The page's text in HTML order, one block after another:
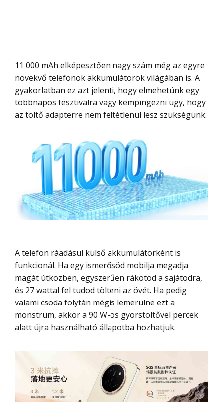
11 000 mAh elképesztően nagy szám még az egyre
növekvő telefonok akkumulátorok világában is. A
gyakorlatban ez azt jelenti, hogy elmehetünk egy
többnapos fesztiválra vagy kempingezni úgy, hogy
az töltő adapterre nem feltétlenül lesz szükségünk.
A telefon ráadásul külső akkumulátorként is
funkcionál. Ha egy ismerősöd mobilja megadja
magát útközben, egyszerűen rákötöd a sajátodra,
és 27 wattal fel tudod tölteni az övét. Ha pedig
valami csoda folytán mégis lemerülne ezt a
monstrum, akkor a 90 W-os gyorstöltővel percek
alatt újra használható állapotba hozhatjuk.